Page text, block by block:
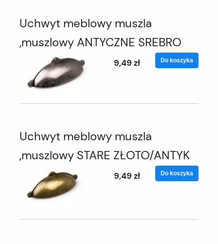
Uchwyt meblowy muszla
,muszlowy ANTYCZNE SREBRO
9,49 zł Do koszyka
Uchwyt meblowy muszla
,muszlowy STARE ZŁOTO/ANTYK
9,49 zł Do koszyka